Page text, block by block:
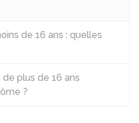
de 16 ans : quelles
plus de 16 ans
?